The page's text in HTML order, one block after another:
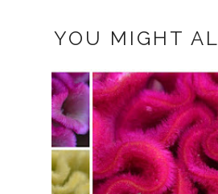
YOU MIGHT